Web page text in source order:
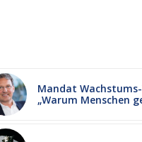
Mandat
„Warum Menschen